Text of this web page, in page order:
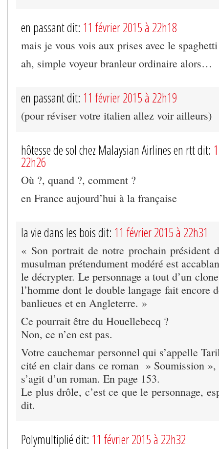
en passant dit: 11 février 2015 à 22h18
mais je vous vois aux prises avec le
ah, simple voyeur branleur ordinaire alors…
en passant dit: 11 février 2015 à 22h19
(pour réviser votre italien allez voir ailleurs)
hôtesse de sol chez Malaysian Airlines en rtt dit:
22h26
Où ?, quand ?, comment ?
en France aujourd’hui à la française
la vie dans les bois dit: 11 février 2015 à 22h31
« Son portrait de notre prochain président
musulman prétendument modéré est
le décrypter. Le personnage a tout d’un
l’homme dont le double langage fait encore
banlieues et en Angleterre. »
Ce pourrait être du Houellebecq ?
Non, ce n’en est pas.
Votre cauchemar personnel qui s’appelle
cité en clair dans ce roman » Soumission
s’agit d’un roman. En page 153.
Le plus drôle, c’est ce que le personnage,
dit.
Polymultiplié dit: 11 février 2015 à 22h32